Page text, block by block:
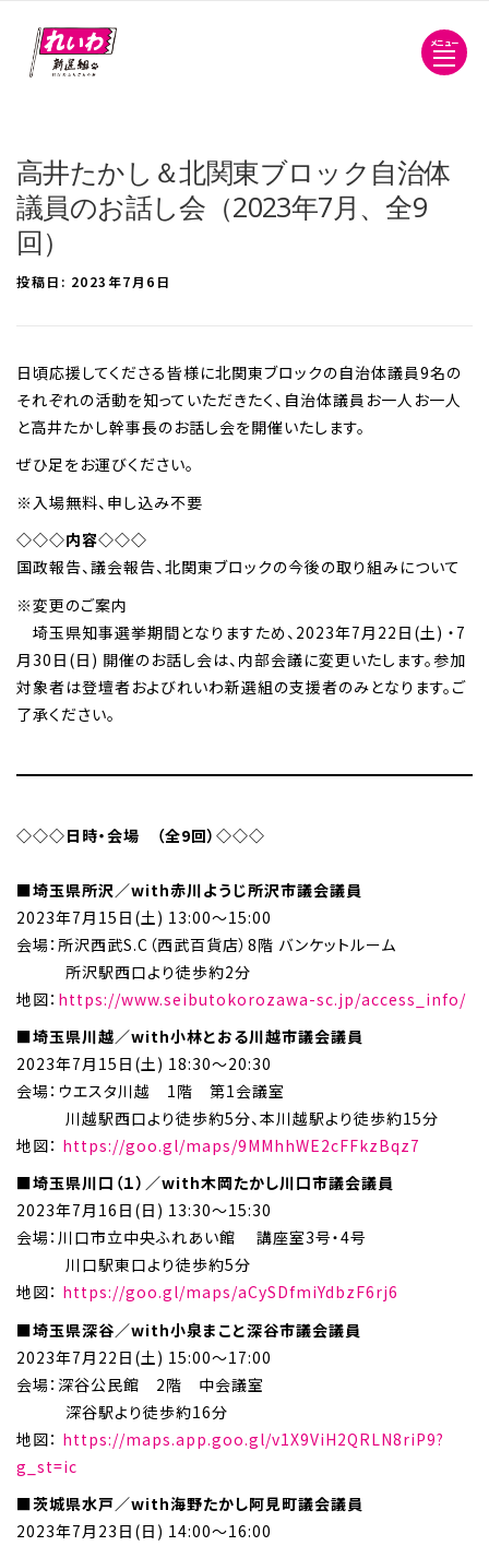
メニュー
高井たかし＆北関東ブロック自治体
議員のお話し会（2023年7月、全9
回）
投稿日: 2023年7月6日
日頃応援してくださる皆様に北関東ブロックの自治体議員9名の
それぞれの活動を知っていただきたく、自治体議員お一人お一人
と高井たかし幹事長のお話し会を開催いたします。
ぜひ足をお運びください。
※入場無料、申し込み不要
◇◇◇内容◇◇◇
国政報告、議会報告、北関東ブロックの今後の取り組みについて
※変更のご案内
埼玉県知事選挙期間となりますため、2023年7月22日(土) ・7
月30日(日) 開催のお話し会は、内部会議に変更いたします。参加
対象者は登壇者およびれいわ新選組の支援者のみとなります。ご
了承ください。
◇◇◇日時・会場 （全9回）◇◇◇
■埼玉県所沢／with赤川ようじ所沢市議会議員
2023年7月15日(土) 13:00～15:00
会場：所沢西武S.C（西武百貨店）8階 バンケットルーム
所沢駅西口より徒歩約2分
地図： https://www.seibutokorozawa-sc.jp/access_info/
■埼玉県川越／with小林とおる川越市議会議員
2023年7月15日(土) 18:30～20:30
会場：ウエスタ川越 1階 第1会議室
川越駅西口より徒歩約5分、本川越駅より徒歩約15分
地図： https://goo.gl/maps/9MMhhWE2cFFkzBqz7
■埼玉県川口（１）／with木岡たかし川口市議会議員
2023年7月16日(日) 13:30～15:30
会場：川口市立中央ふれあい館 講座室3号・4号
川口駅東口より徒歩約5分
地図： https://goo.gl/maps/aCySDfmiYdbzF6rj6
■埼玉県深谷／with小泉まこと深谷市議会議員
2023年7月22日(土) 15:00～17:00
会場：深谷公民館 2階 中会議室
深谷駅より徒歩約16分
地図： https://maps.app.goo.gl/v1X9ViH2QRLN8riP9?
g_st=ic
■茨城県水戸／with海野たかし阿見町議会議員
2023年7月23日(日) 14:00～16:00